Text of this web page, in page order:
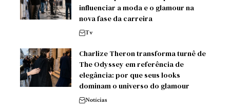
influenciar a moda e o glamour na
nova fase da carreira
Tv
Charlize Theron transforma turnê de
The Odyssey em referência de
elegância: por que seus looks
dominam o universo do glamour
Notícias